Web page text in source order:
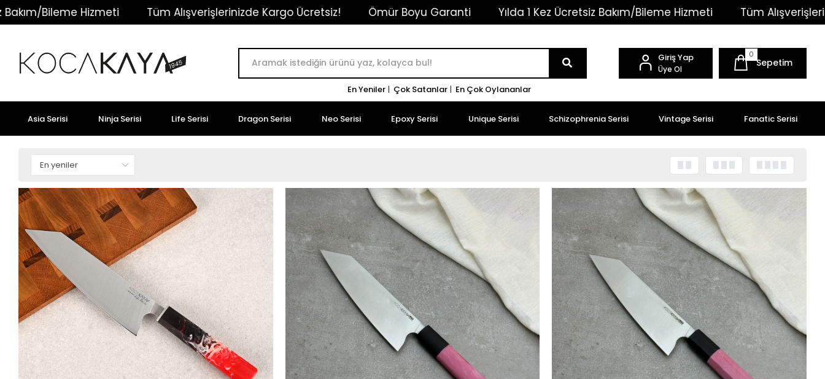
Tüm Alışverişlerinizde Kargo Ücretsiz! Ömür Boyu Garanti Yılda 1 Kez Ücretsiz Bakım/Bileme Hizmeti Tüm Alışverişlerinizde Kargo Ücretsiz!
En Yeniler | Çok Satanlar | En Çok Oylananlar
Giriş Yap
Üye Ol
0
Sepetim
Asia Serisi Ninja Serisi Life Serisi Dragon Serisi Neo Serisi Epoxy Serisi Unique Serisi Schizophrenia Serisi Vintage Serisi Fanatic Serisi